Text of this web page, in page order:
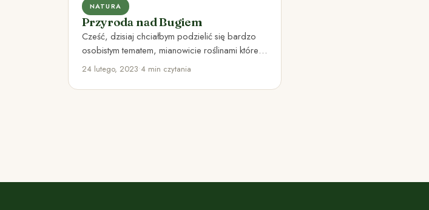
NATURA
Przyroda nad Bugiem
Cześć, dzisiaj chciałbym podzielić się bardzo
osobistym tematem, mianowicie roślinami które
rosną nad Bugiem. Bug to dla mnie…
24 lutego, 2023•4 min czytania